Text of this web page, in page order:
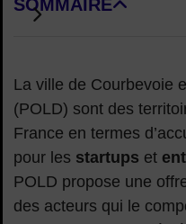
SOMMAIRE
DE BLOCS DE PAGE
La ville de Courbevoie
(POLD) sont des
France en termes
pour les startups et
POLD propose une
des acteurs qui le